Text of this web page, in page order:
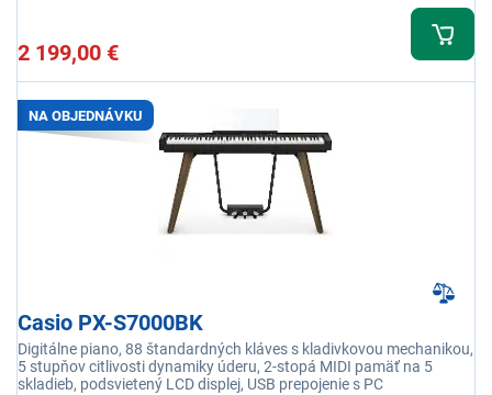
2 199,00 €
NA OBJEDNÁVKU
Casio PX-S7000BK
Digitálne piano, 88 štandardných kláves s kladivkovou mechanikou,
5 stupňov citlivosti dynamiky úderu, 2-stopá MIDI pamäť na 5
skladieb, podsvietený LCD displej, USB prepojenie s PC